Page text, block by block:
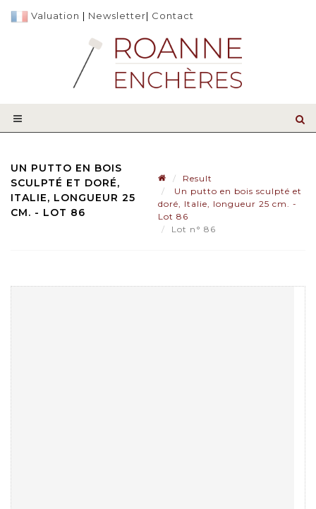
Valuation | Newsletter| Contact
UN PUTTO EN BOIS
SCULPTÉ ET DORÉ,
ITALIE, LONGUEUR 25
CM. - LOT 86
Result
Un putto en bois sculpté et
doré, Italie, longueur 25 cm. -
Lot 86
Lot n° 86